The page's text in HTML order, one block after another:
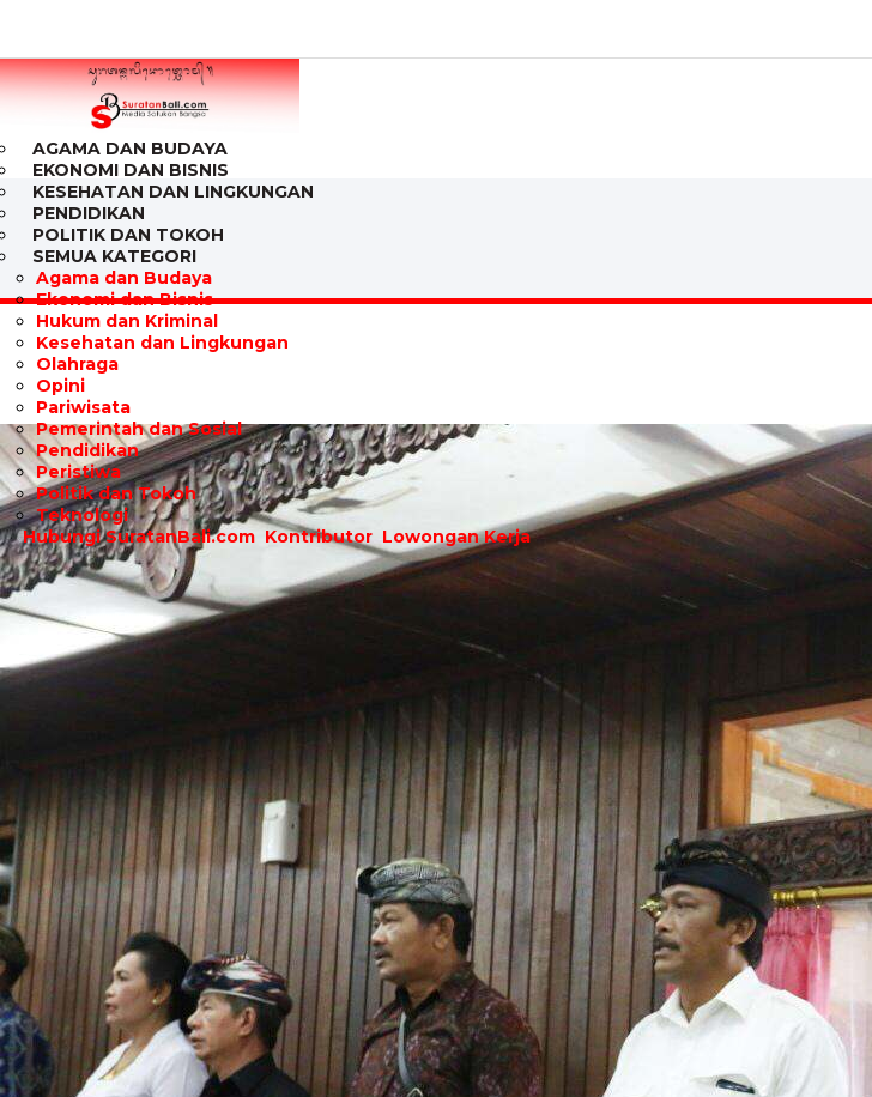
AGAMA DAN BUDAYA
EKONOMI DAN BISNIS
KESEHATAN DAN LINGKUNGAN
PENDIDIKAN
POLITIK DAN TOKOH
SEMUA KATEGORI
Agama dan Budaya
Ekonomi dan Bisnis
Hukum dan Kriminal
Kesehatan dan Lingkungan
Olahraga
Opini
Pariwisata
Pemerintah dan Sosial
Pendidikan
Peristiwa
Politik dan Tokoh
Teknologi
Hubungi SuratanBali.com Kontributor Lowongan Kerja